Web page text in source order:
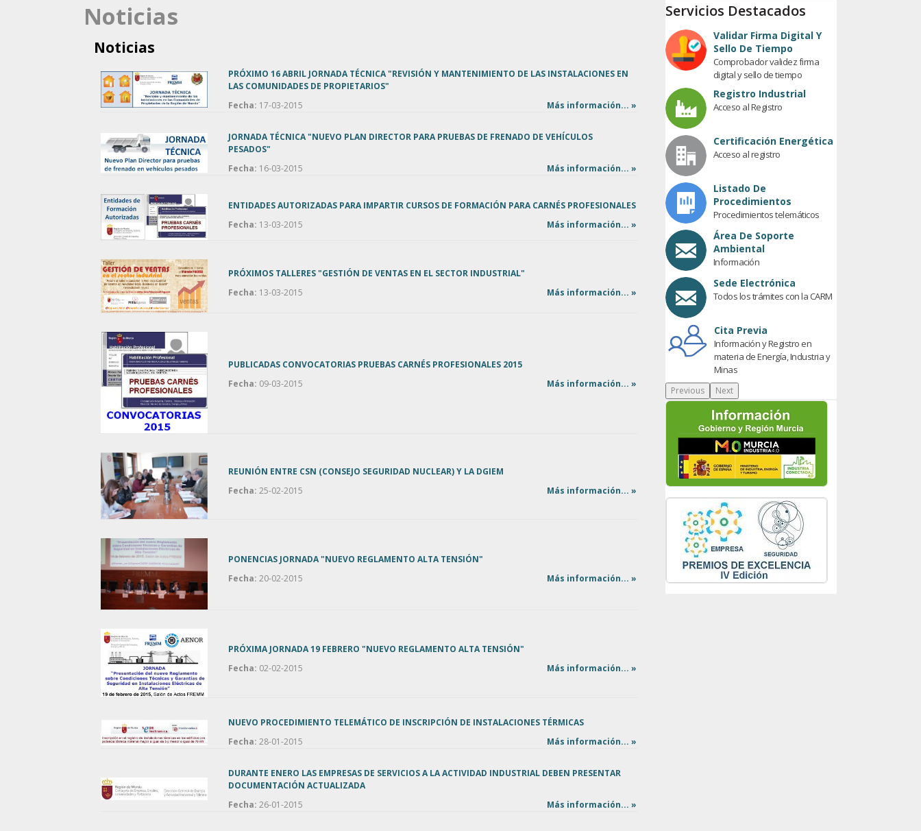
Noticias
Noticias
PRÓXIMO 16 ABRIL JORNADA TÉCNICA "REVISIÓN Y MANTENIMIENTO DE LAS INSTALACIONES EN
LAS COMUNIDADES DE PROPIETARIOS"
Fecha: 17-03-2015 Más información... »
JORNADA TÉCNICA "NUEVO PLAN DIRECTOR PARA PRUEBAS DE FRENADO DE VEHÍCULOS
PESADOS"
Fecha: 16-03-2015 Más información... »
ENTIDADES AUTORIZADAS PARA IMPARTIR CURSOS DE FORMACIÓN PARA CARNÉS PROFESIONALES
Fecha: 13-03-2015 Más información... »
PRÓXIMOS TALLERES "GESTIÓN DE VENTAS EN EL SECTOR INDUSTRIAL"
Fecha: 13-03-2015 Más información... »
PUBLICADAS CONVOCATORIAS PRUEBAS CARNÉS PROFESIONALES 2015
Fecha: 09-03-2015 Más información... »
REUNIÓN ENTRE CSN (CONSEJO SEGURIDAD NUCLEAR) Y LA DGIEM
Fecha: 25-02-2015 Más información... »
PONENCIAS JORNADA "NUEVO REGLAMENTO ALTA TENSIÓN"
Fecha: 20-02-2015 Más información... »
PRÓXIMA JORNADA 19 FEBRERO "NUEVO REGLAMENTO ALTA TENSIÓN"
Fecha: 02-02-2015 Más información... »
NUEVO PROCEDIMIENTO TELEMÁTICO DE INSCRIPCIÓN DE INSTALACIONES TÉRMICAS
Fecha: 28-01-2015 Más información... »
DURANTE ENERO LAS EMPRESAS DE SERVICIOS A LA ACTIVIDAD INDUSTRIAL DEBEN PRESENTAR
DOCUMENTACIÓN ACTUALIZADA
Fecha: 26-01-2015 Más información... »
Servicios Destacados
Validar Firma Digital Y
Sello De Tiempo
Comprobador validez firma
digital y sello de tiempo
Registro Industrial
Acceso al Registro
Certificación Energética
Acceso al registro
Listado De
Procedimientos
Procedimientos telemáticos
Área De Soporte
Ambiental
Información
Sede Electrónica
Todos los trámites con la CARM
Cita Previa
Información y Registro en
materia de Energía, Industria y
Minas
Previous Next